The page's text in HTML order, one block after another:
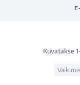
Kuvatakse